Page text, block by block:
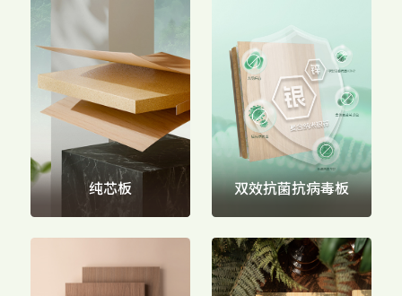
股票信息
互动交流
纯芯板 双效抗菌抗病毒板